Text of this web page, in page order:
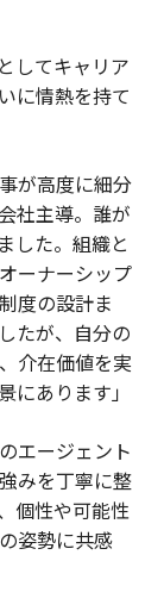
してキャリア
に情熱を持て
が高度に細分
社主導。誰が
した。組織と
ーナーシップ
度の設計ま
たが、自分の
介在価値を実
にあります」
エージェント
みを丁寧に整
個性や可能性
姿勢に共感